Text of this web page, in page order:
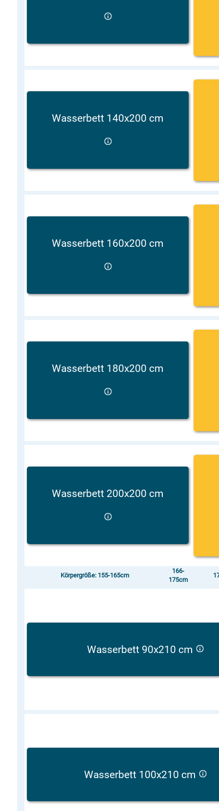
Wasserbett 140x200 cm
Wasserbett 160x200 cm
Wasserbett 180x200 cm
Wasserbett 200x200 cm
Körpergröße: 155-165cm
166-
175cm
Wasserbett 90x210 cm
Wasserbett 100x210 cm